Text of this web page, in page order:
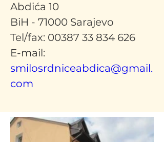
Abdića 10
BiH - 71000 Sarajevo
Tel/fax: 00387 33 834 626
E-mail:
smilosrdniceabdica@gmail.
com